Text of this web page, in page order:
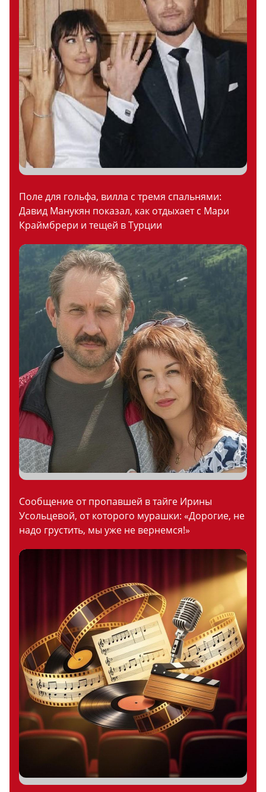
Поле для гольфа, вилла с тремя спальнями:
Давид Манукян показал, как отдыхает с Мари
Краймбрери и тещей в Турции
Сообщение от пропавшей в тайге Ирины
Усольцевой, от которого мурашки: «Дорогие, не
надо грустить, мы уже не вернемся!»